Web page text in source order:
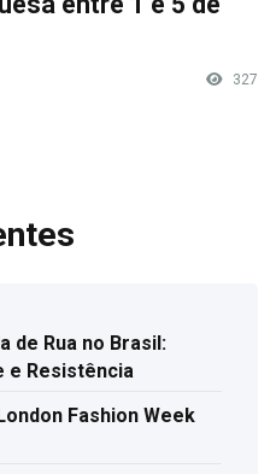
327
de Rua no Brasil:
e Resistência
Fashion Week